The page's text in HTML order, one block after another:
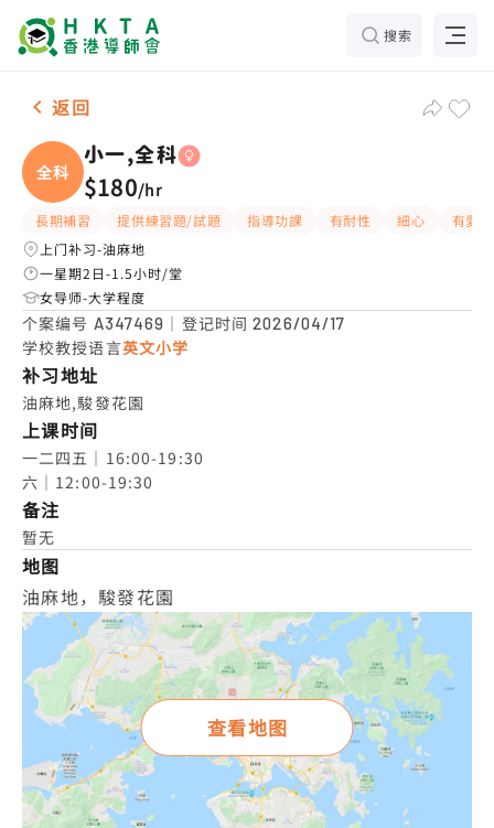
搜索
女-1名 小一,全科，油麻地 补习推介
返回
全科
小一,全科
$180/hr
長期補習 提供練習題/試題 指導功課 有耐性 細心
有愛心
上门补习-油麻地
一星期2日-1.5小时/堂
女导师-大学程度
个案编号 A347469 ｜登记时间2026/04/17
学校教授语言英文小学
补习地址
油麻地,駿發花園
上课时间
一二四五｜16:00-19:30
六｜12:00-19:30
备注
暂无
地图
油麻地，駿發花園
查看地图